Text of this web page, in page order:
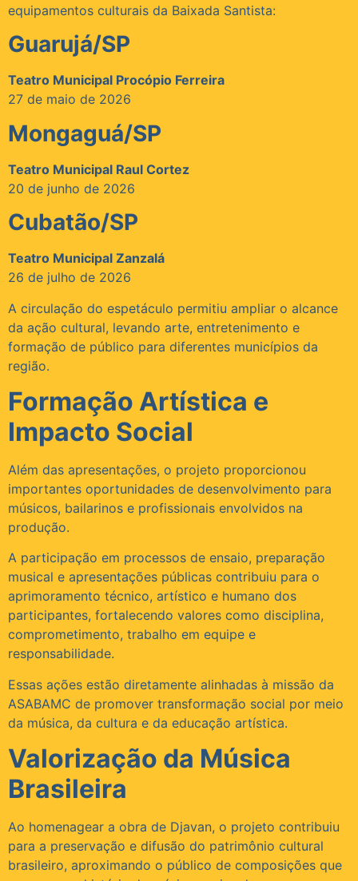
equipamentos culturais da Baixada Santista:
Guarujá/SP
Teatro Municipal Procópio Ferreira
27 de maio de 2026
Mongaguá/SP
Teatro Municipal Raul Cortez
20 de junho de 2026
Cubatão/SP
Teatro Municipal Zanzalá
26 de julho de 2026
A circulação do espetáculo permitiu ampliar o alcance
da ação cultural, levando arte, entretenimento e
formação de público para diferentes municípios da
região.
Formação Artística e
Impacto Social
Além das apresentações, o projeto proporcionou
importantes oportunidades de desenvolvimento para
músicos, bailarinos e profissionais envolvidos na
produção.
A participação em processos de ensaio, preparação
musical e apresentações públicas contribuiu para o
aprimoramento técnico, artístico e humano dos
participantes, fortalecendo valores como disciplina,
comprometimento, trabalho em equipe e
responsabilidade.
Essas ações estão diretamente alinhadas à missão da
ASABAMC de promover transformação social por meio
da música, da cultura e da educação artística.
Valorização da Música
Brasileira
Ao homenagear a obra de Djavan, o projeto contribuiu
para a preservação e difusão do patrimônio cultural
brasileiro, aproximando o público de composições que